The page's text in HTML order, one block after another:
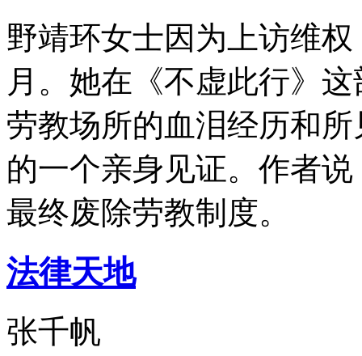
野靖环女士因为上访维
月。她在《不虚此行》
劳教场所的血泪经历和
的一个亲身见证。作者
最终废除劳教制度。
法律天地
张千帆